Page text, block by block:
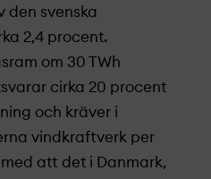
den svenska
2,4 procent.
om 30 TWh
cirka 20 procent
och kräver i
vindkraftverk per
att det i Danmark,